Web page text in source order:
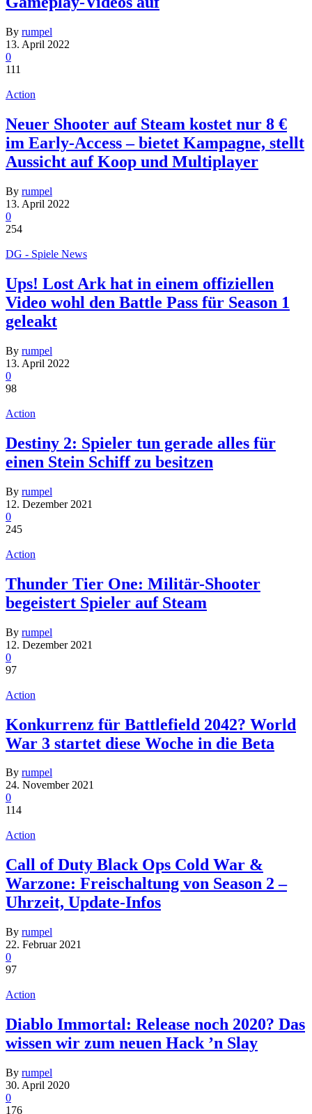
By rumpel
13. April 2022
0
111
Action
Neuer Shooter auf Steam kostet nur 8 €
im Early-Access – bietet Kampagne, stellt
Aussicht auf Koop und Multiplayer
By rumpel
13. April 2022
0
254
DG - Spiele News
Ups! Lost Ark hat in einem offiziellen
Video wohl den Battle Pass für Season 1
geleakt
By rumpel
13. April 2022
0
98
Action
Destiny 2: Spieler tun gerade alles für
einen Stein Schiff zu besitzen
By rumpel
12. Dezember 2021
0
245
Action
Thunder Tier One: Militär-Shooter
begeistert Spieler auf Steam
By rumpel
12. Dezember 2021
0
97
Action
Konkurrenz für Battlefield 2042? World
War 3 startet diese Woche in die Beta
By rumpel
24. November 2021
0
114
Action
Call of Duty Black Ops Cold War &
Warzone: Freischaltung von Season 2 –
Uhrzeit, Update-Infos
By rumpel
22. Februar 2021
0
97
Action
Diablo Immortal: Release noch 2020? Das
wissen wir zum neuen Hack ’n Slay
By rumpel
30. April 2020
0
176